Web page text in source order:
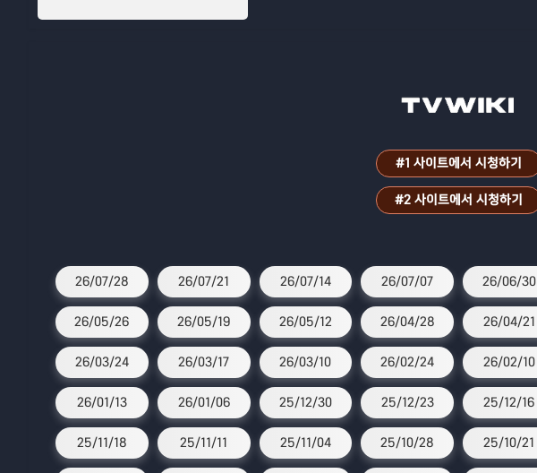
#1 사이트에서 시청하기
#2 사이트에서 시청하기
26/07/28 26/07/21 26/07/14 26/07/07 26/06/30
26/05/26 26/05/19 26/05/12 26/04/28 26/04/21
26/03/24 26/03/17 26/03/10 26/02/24 26/02/10
26/01/13 26/01/06 25/12/30 25/12/23 25/12/16
25/11/18 25/11/11 25/11/04 25/10/28 25/10/21